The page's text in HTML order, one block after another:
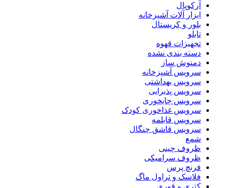
آرکوپال
ابزار آلات آشپزخانه
بلور و کریستال
تابلو
تجهیزات قهوه
دسته بندی نشده
دمنوش ساز
سرویس آشپزخانه
سرویس بهداشتی
سرویس پذیرایی
سرویس چایخوری
سرویس غذاخوری کودک
سرویس قابلمه
سرویس قاشق چنگال
شمع
ظروف چینی
ظروف سرامیکی
فرنچ پرس
فلاسک و تراول ماگ